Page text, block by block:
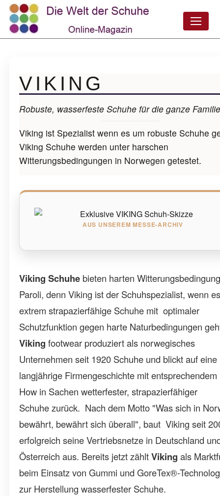
VIKING
Robuste, wasserfeste Schuhe für die ganze
Viking ist Spezialist wenn es um robuste Schuhe
Viking Schuhe werden unter harschen
Witterungsbedingungen in Norwegen getestet.
AUS UNSEREM MESSE-ARCHIV
Viking Schuhe bieten harten
Paroli, denn Viking ist der Schuhspezialist, wenn
extrem strapazierfähige Schuhe mit optimaler
Schutzfunktion gegen harte Naturbedingungen
Vikingfootwear produziert als norwegisches
Unternehmen seit 1920 Schuhe und blickt auf eine
langjährige Firmengeschichte mit entsprechendem
How in Sachen wetterfester, strapazierfähiger
Schuhe zurück. Nach dem Motto "Was sich in
bewährt, bewährt sich überall", baut Viking seit
erfolgreich seine Vertriebsnetze in Deutschland
Österreich aus. Bereits jetzt zähltViking als
beim Einsatz von Gummi und GoreTex®-
zur Herstellung wasserfester Schuhe.